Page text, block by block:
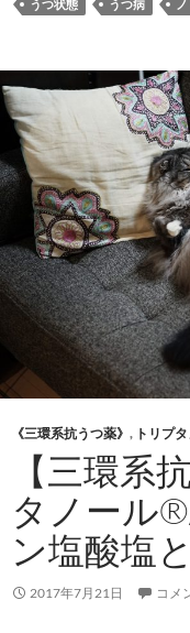
うつ状態 うつ病
《三環系抗うつ薬》 , トリプ
【三環系
タノール
ン塩酸塩
2017年7月21日 コメ